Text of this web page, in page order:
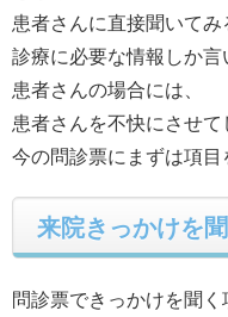
患者さんに直接聞いてみ
診療に必要な情報しか言
患者さんの場合には、
患者さんを不快にさせて
今の問診票にまずは項目
来院きっかけを
問診票できっかけを聞く